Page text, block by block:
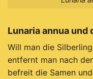
Lunaria annua
Will man die
entfernt man nach
befreit die Samen